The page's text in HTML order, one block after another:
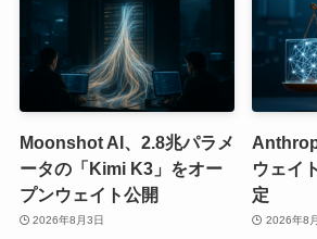
Moonshot AI、2.8兆パラメ
ータの「Kimi K3」をオー
プンウェイト公開
2026年8月3日
ウェイ
定
2026年8